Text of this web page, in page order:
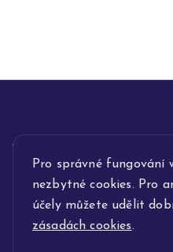
Pro správné fungování
nezbytné cookies. Pro
účely můžete udělit
zásadách cookies.
INFORMACE
POPIS SLUŽEB